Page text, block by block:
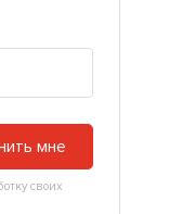
мне
своих